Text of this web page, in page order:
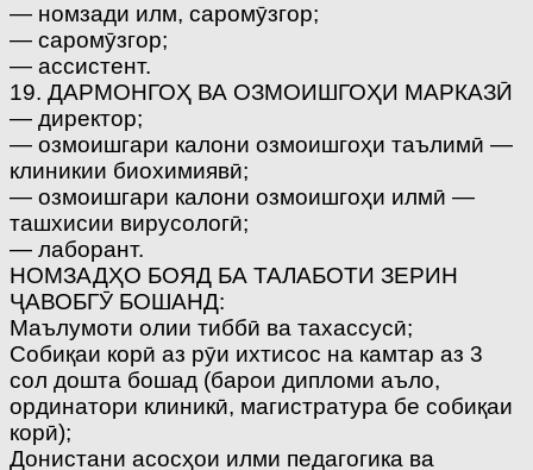
— номзади илм, саромӯзгор;
— саромӯзгор;
— ассистент.
19. ДАРМОНГОҲ ВА ОЗМОИШГОҲИ МАРКАЗӢ
— директор;
— озмоишгари калони озмоишгоҳи таълимӣ —
клиникии биохимиявӣ;
— озмоишгари калони озмоишгоҳи илмӣ —
ташхисии вирусологӣ;
— лаборант.
НОМЗАДҲО БОЯД БА ТАЛАБОТИ ЗЕРИН
ҶАВОБГӮ БОШАНД:
Маълумоти олии тиббӣ ва тахассусӣ;
Собиқаи корӣ аз рӯи ихтисос на камтар аз 3
сол дошта бошад (барои дипломи аъло,
ординатори клиникӣ, магистратура бе собиқаи
корӣ);
Донистани асосҳои илми педагогика ва